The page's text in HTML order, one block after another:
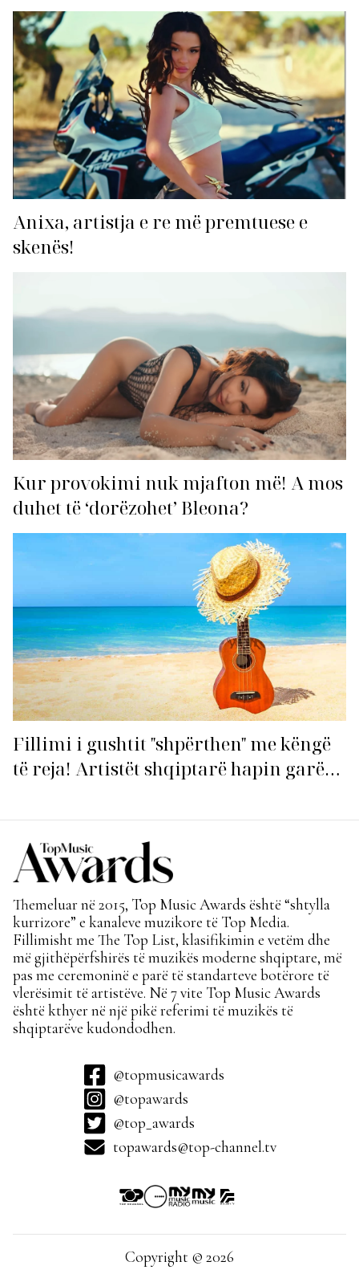
Anixa, artistja e re më premtuese e
skenës!
Kur provokimi nuk mjafton më! A mos
duhet të ‘dorëzohet’ Bleona?
Fillimi i gushtit "shpërthen" me këngë
të reja! Artistët shqiptarë hapin garën
Themeluar në 2015, Top Music Awards është “shtylla
kurrizore” e kanaleve muzikore të Top Media.
Fillimisht me The Top List, klasifikimin e vetëm dhe
më gjithëpërfshirës të muzikës moderne shqiptare, më
pas me ceremoninë e parë të standarteve botërore të
vlerësimit të artistëve. Në 7 vite Top Music Awards
është kthyer në një pikë referimi të muzikës të
shqiptarëve kudondodhen.
@topmusicawards
@topawards
@top_awards
topawards@top-channel.tv
Copyright © 2026